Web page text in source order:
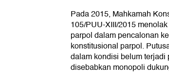
Pada 2015, Mahkamah
105/PUU-XIII/2015
parpol dalam pencalonan
konstitusional parpol.
dalam kondisi belum
disebabkan monopoli